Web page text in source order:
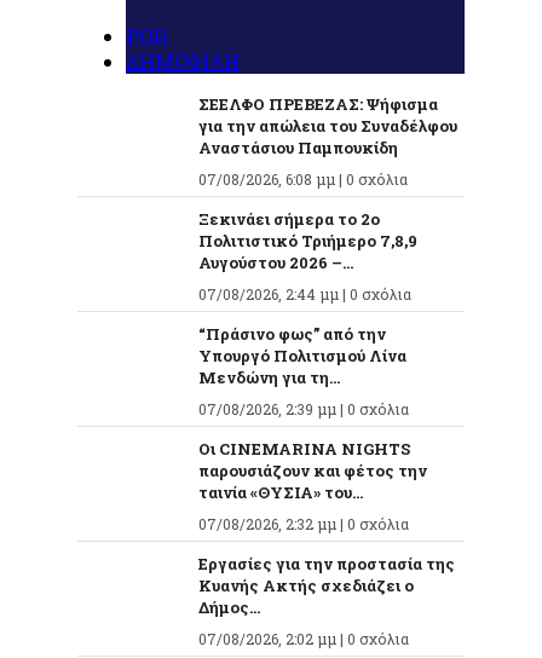
ΡΟΗ
ΔΗΜΟΦΙΛΗ
ΣΕΕΛΦΟ ΠΡΕΒΕΖΑΣ: Ψήφισμα
για την απώλεια του Συναδέλφου
Αναστάσιου Παμπουκίδη
07/08/2026, 6:08 μμ | 0 σχόλια
Ξεκινάει σήμερα το 2ο
Πολιτιστικό Τριήμερο 7,8,9
Αυγούστου 2026 –...
07/08/2026, 2:44 μμ | 0 σχόλια
“Πράσινο φως” από την
Υπουργό Πολιτισμού Λίνα
Μενδώνη για τη...
07/08/2026, 2:39 μμ | 0 σχόλια
Οι CINEMARINA NIGHTS
παρουσιάζουν και φέτος την
ταινία «ΘΥΣΙΑ» του...
07/08/2026, 2:32 μμ | 0 σχόλια
Εργασίες για την προστασία της
Κυανής Ακτής σχεδιάζει ο
Δήμος...
07/08/2026, 2:02 μμ | 0 σχόλια